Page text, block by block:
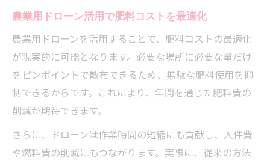
農業用ドローン活用で肥料コストを最適化
農業用ドローンを活用することで、肥料コストの最適化
が現実的に可能となります。必要な場所に必要な量だけ
をピンポイントで散布できるため、無駄な肥料使用を抑
制できるからです。これにより、年間を通じた肥料費の
削減が期待できます。
さらに、ドローンは作業時間の短縮にも貢献し、人件費
や燃料費の削減にもつながります。実際に、従来の方法